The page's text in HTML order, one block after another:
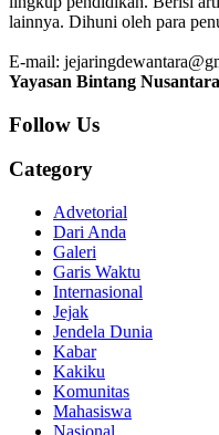
lainnya. Dihuni oleh para
E-mail:
Yayasan Bintang Nusantara
Follow Us
Category
Advetorial
Dari Anda
Galeri
Garis Waktu
Internasional
Jejak
Jendela Dunia
Kabar
Kakiku
Komunitas
Mahasiswa
Nasional